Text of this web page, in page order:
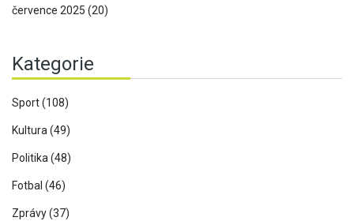
července 2025 (20)
Kategorie
Sport(108)
Kultura(49)
Politika(48)
Fotbal (46)
Zprávy(37)